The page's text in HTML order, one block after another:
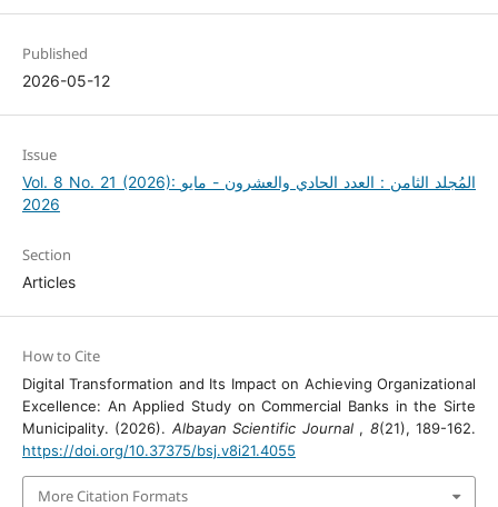
Published
2026-05-12
Issue
Vol. 8 No. 21 (2026): المُجلد الثامن : العدد الحادي والعشرون - مايو
2026
Section
Articles
How to Cite
Digital Transformation and Its Impact on Achieving Organizational
Excellence: An Applied Study on Commercial Banks in the Sirte
Municipality. (2026). Albayan Scientific Journal , 8(21), 189-162.
https://doi.org/10.37375/bsj.v8i21.4055
More Citation Formats